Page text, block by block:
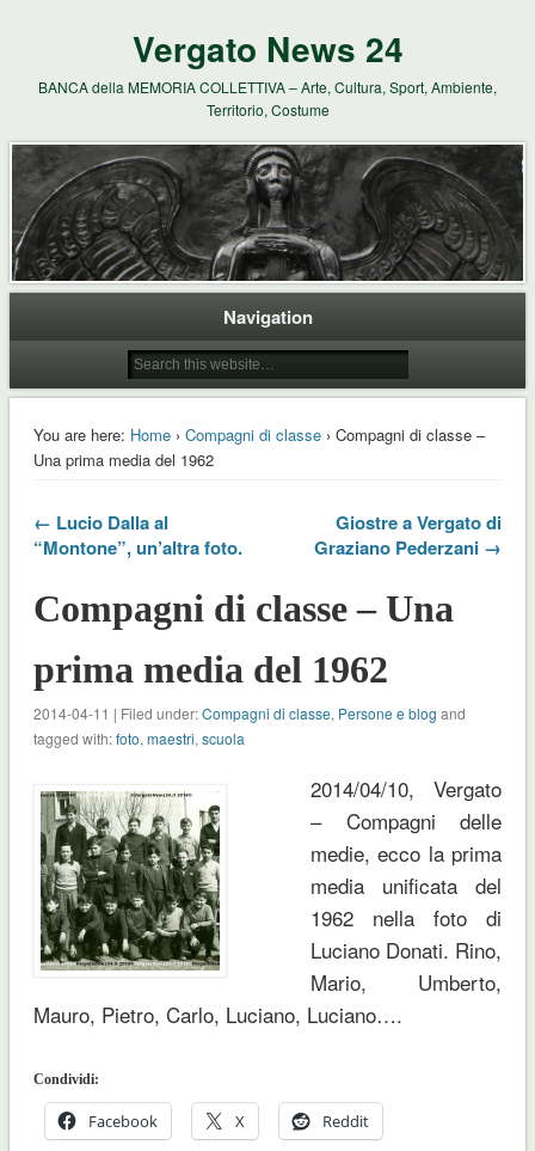
Vergato News 24
BANCA della MEMORIA COLLETTIVA – Arte, Cultura, Sport, Ambiente,
Territorio, Costume
Navigation
You are here: Home› Compagni di classe› Compagni di classe –
Una prima media del 1962
← Lucio Dalla al
“Montone”, un’altra foto.
Giostre a Vergato di
Graziano Pederzani →
Compagni di classe – Una
prima media del 1962
2014-04-11 | Filed under:Compagni di classe, Persone e blog and
tagged with:foto, maestri, scuola
2014/04/10, Vergato
– Compagni delle
medie, ecco la prima
media unificata del
1962 nella foto di
Luciano Donati. Rino,
Mario, Umberto,
Mauro, Pietro, Carlo, Luciano, Luciano….
Condividi:
Facebook X Reddit